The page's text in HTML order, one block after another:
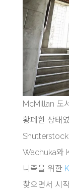
McMillan 도
황폐한 상태
Wachuka와
니족을 위한
찾으면서 시